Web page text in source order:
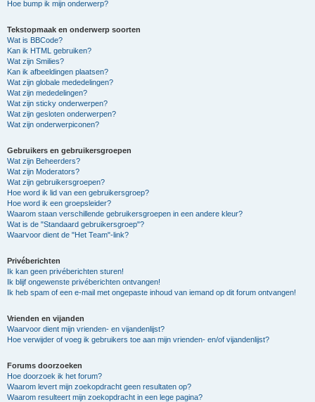
Hoe bump ik mijn onderwerp?
Tekstopmaak en onderwerp soorten
Wat is BBCode?
Kan ik HTML gebruiken?
Wat zijn Smilies?
Kan ik afbeeldingen plaatsen?
Wat zijn globale mededelingen?
Wat zijn mededelingen?
Wat zijn sticky onderwerpen?
Wat zijn gesloten onderwerpen?
Wat zijn onderwerpiconen?
Gebruikers en gebruikersgroepen
Wat zijn Beheerders?
Wat zijn Moderators?
Wat zijn gebruikersgroepen?
Hoe word ik lid van een gebruikersgroep?
Hoe word ik een groepsleider?
Waarom staan verschillende gebruikersgroepen in een andere kleur?
Wat is de "Standaard gebruikersgroep"?
Waarvoor dient de "Het Team"-link?
Privéberichten
Ik kan geen privéberichten sturen!
Ik blijf ongewenste privéberichten ontvangen!
Ik heb spam of een e-mail met ongepaste inhoud van iemand op dit forum ontvangen!
Vrienden en vijanden
Waarvoor dient mijn vrienden- en vijandenlijst?
Hoe verwijder of voeg ik gebruikers toe aan mijn vrienden- en/of vijandenlijst?
Forums doorzoeken
Hoe doorzoek ik het forum?
Waarom levert mijn zoekopdracht geen resultaten op?
Waarom resulteert mijn zoekopdracht in een lege pagina?